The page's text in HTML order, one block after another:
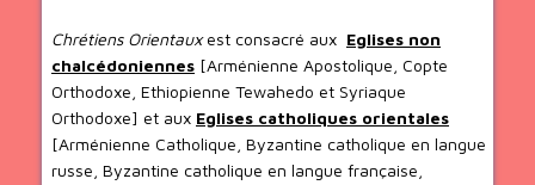
Chrétiens Orientauxest consacré aux Eglises non
chalcédoniennes [Arménienne Apostolique, Copte
Orthodoxe, Ethiopienne Tewahedo et Syriaque
Orthodoxe] et aux Eglises catholiques orientales
[Arménienne Catholique, Byzantine catholique en langue
russe, Byzantine catholique en langue française,